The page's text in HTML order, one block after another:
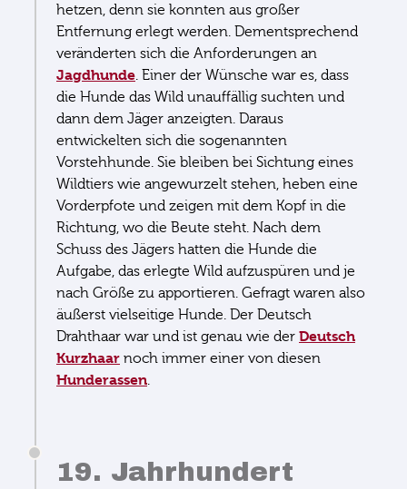
hetzen, denn sie konnten aus großer
Entfernung erlegt werden. Dementsprechend
veränderten sich die Anforderungen an
Jagdhunde. Einer der Wünsche war es, dass
die Hunde das Wild unauffällig suchten und
dann dem Jäger anzeigten. Daraus
entwickelten sich die sogenannten
Vorstehhunde. Sie bleiben bei Sichtung eines
Wildtiers wie angewurzelt stehen, heben eine
Vorderpfote und zeigen mit dem Kopf in die
Richtung, wo die Beute steht. Nach dem
Schuss des Jägers hatten die Hunde die
Aufgabe, das erlegte Wild aufzuspüren und je
nach Größe zu apportieren. Gefragt waren also
äußerst vielseitige Hunde. Der Deutsch
Drahthaar war und ist genau wie der Deutsch
Kurzhaar noch immer einer von diesen
Hunderassen.
19. Jahrhundert